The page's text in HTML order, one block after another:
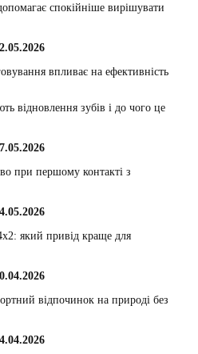
спокійніше вирішувати
впливає на ефективність
відновлення зубів і до чого це
при першому контакті з
який привід краще для
відпочинок на природі без